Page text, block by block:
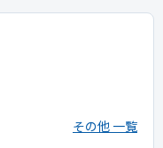
その他 一覧